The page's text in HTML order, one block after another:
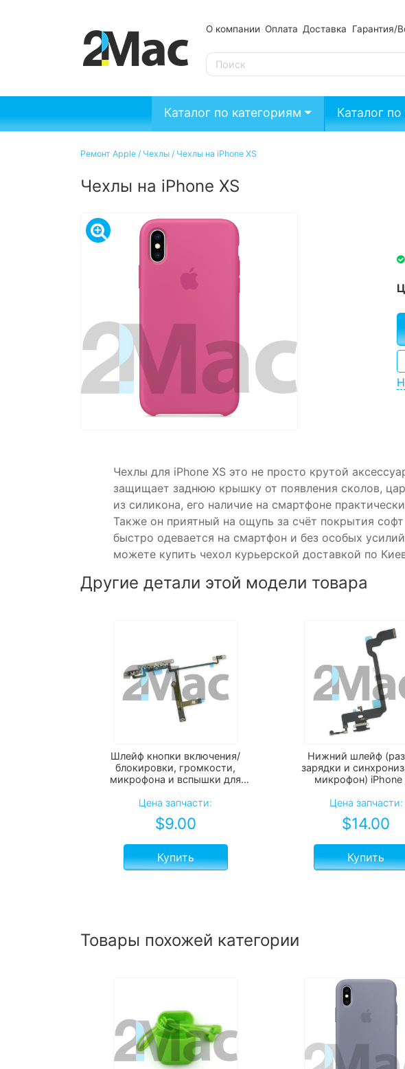
О компании Оплата Доставка Гарантия/
SE
Каталог по категориям Каталог
Ремонт Apple / Чехлы / Чехлы на iPhone XS
Чехлы на iPhone XS
Чехлы для iPhone XS это не просто крутой
защищает заднюю крышку от появления сколов,
из силикона, его наличие на смартфоне
Также он приятный на ощупь за счёт покрытия
быстро одевается на смартфон и без особых
можете купить чехол курьерской доставкой по
Другие детали этой модели товара
Шлейф кнопки включения/
блокировки, громкости,
микрофона и вспышки для
Цена запчасти:
$9.00
Купить
Нижний шлейф
зарядки и
микрофон) iPhone
Цена запчасти:
$14.00
Купить
Товары похожей категории